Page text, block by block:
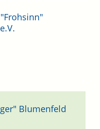
Blumenfeld